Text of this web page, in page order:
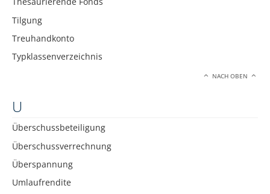
Tilgung
Treuhandkonto
Typklassenverzeichnis
NACH OBEN
U
Überschussbeteiligung
Überschussverrechnung
Überspannung
Umlaufrendite